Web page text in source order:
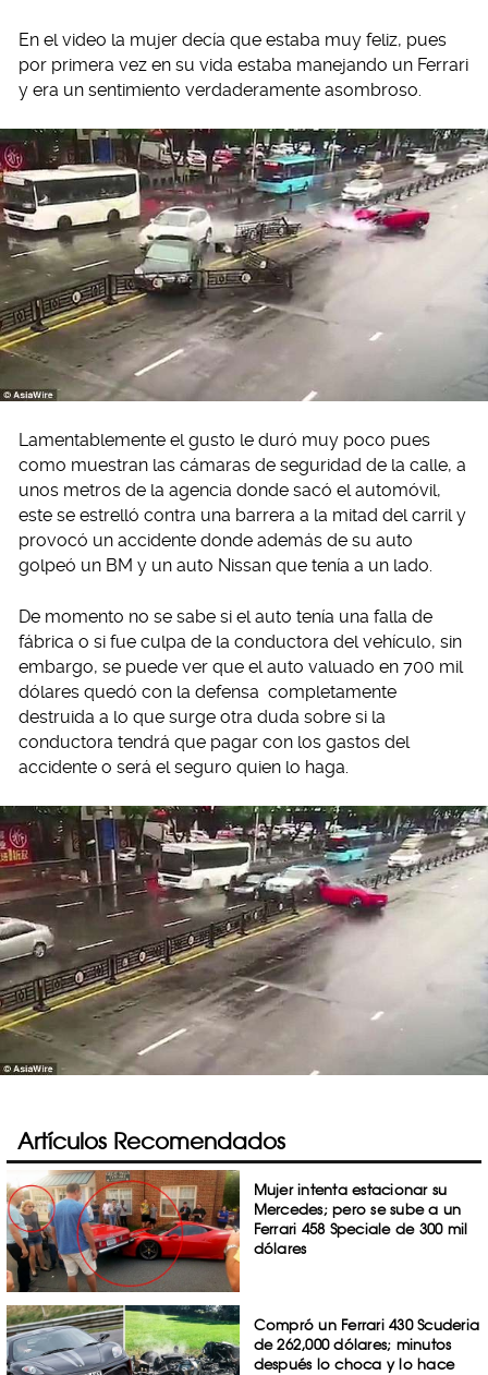
En el video la mujer decía que estaba muy feliz, pues
por primera vez en su vida estaba manejando un Ferrari
y era un sentimiento verdaderamente asombroso.
Lamentablemente el gusto le duró muy poco pues
como muestran las cámaras de seguridad de la calle, a
unos metros de la agencia donde sacó el automóvil,
este se estrelló contra una barrera a la mitad del carril y
provocó un accidente donde además de su auto
golpeó un BM y un auto Nissan que tenía a un lado.
De momento no se sabe si el auto tenía una falla de
fábrica o si fue culpa de la conductora del vehículo, sin
embargo, se puede ver que el auto valuado en 700 mil
dólares quedó con la defensa completamente
destruida a lo que surge otra duda sobre si la
conductora tendrá que pagar con los gastos del
accidente o será el seguro quien lo haga.
Artículos Recomendados
Mujer intenta estacionar su
Mercedes; pero se sube a un
Ferrari 458 Speciale de 300 mil
dólares
Compró un Ferrari 430 Scuderia
de 262,000 dólares; minutos
después lo choca y lo hace